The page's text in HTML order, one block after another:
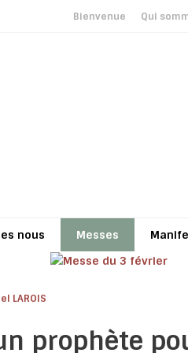
Bienvenue Qui
nous Messes
LAROIS
prophète